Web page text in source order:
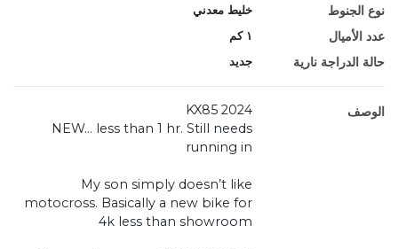
نوع الجنوط خليط معدني
عدد الأميال ١ كم
حالة الدراجة نارية جديد
الوصف
2024 KX85
NEW… less than 1 hr. Still needs
running in
My son simply doesn’t like
motocross. Basically a new bike for
4k less than showroom